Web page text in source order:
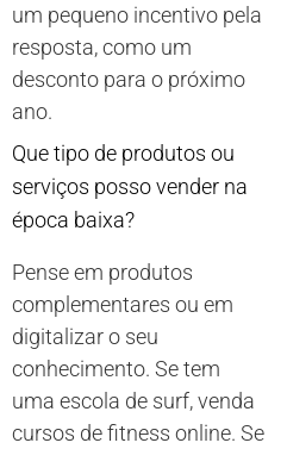
um pequeno incentivo pela
resposta, como um
desconto para o próximo
ano.
Que tipo de produtos ou
serviços posso vender na
época baixa?
Pense em produtos
complementares ou em
digitalizar o seu
conhecimento. Se tem
uma escola de surf, venda
cursos de fitness online. Se